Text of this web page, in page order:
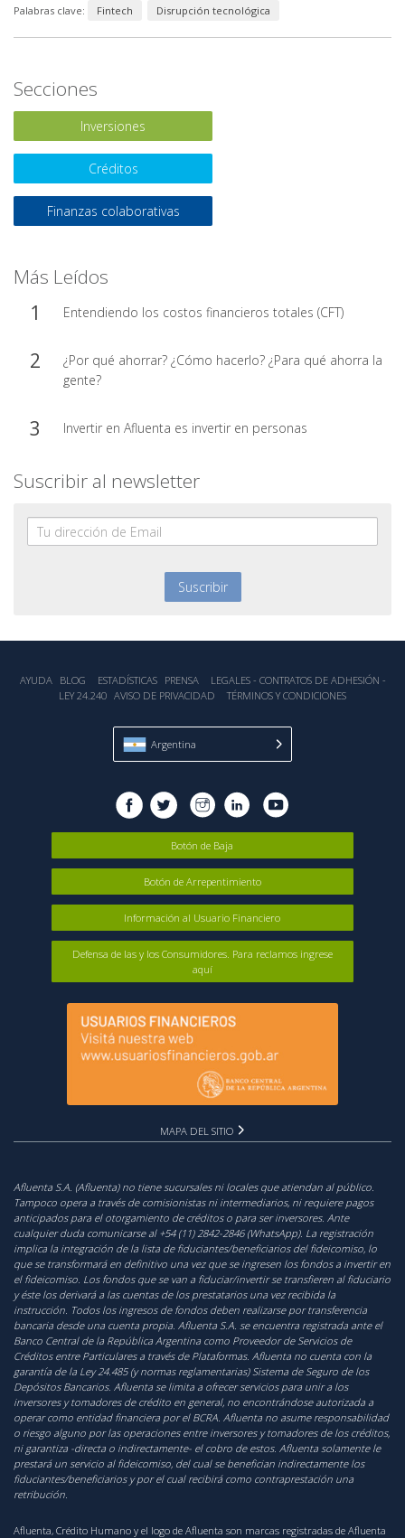
Palabras clave: Fintech Disrupción tecnológica
Secciones
Inversiones
Créditos
Finanzas colaborativas
Más Leídos
Entendiendo los costos financieros totales (CFT)
¿Por qué ahorrar? ¿Cómo hacerlo? ¿Para qué ahorra la
gente?
Invertir en Afluenta es invertir en personas
Suscribir al newsletter
AYUDA BLOG ESTADÍSTICA‎S PRENSA
LEGALES - CONTRATOS DE ADHESIÓN -
LEY 24.240 AVISO DE PRIVACIDAD TÉRMINOS Y CONDICIONES
Argentina
Botón de Baja
Botón de Arrepentimiento
Información al Usuario Financiero
Defensa de las y los Consumidores. Para reclamos ingrese
aquí
MAPA DEL SITIO
Afluenta S.A. (Afluenta) no tiene sucursales ni locales que atiendan al público.
Tampoco opera a través de comisionistas ni intermediarios, ni requiere pagos
anticipados para el otorgamiento de créditos o para ser inversores. Ante
cualquier duda comunicarse al +54 (11) 2842-2846 (WhatsApp). La registración
implica la integración de la lista de fiduciantes/beneficiarios del fideicomiso, lo
que se transformará en definitivo una vez que se ingresen los fondos a invertir en
el fideicomiso. Los fondos que se van a fiduciar/invertir se transfieren al fiduciario
y éste los derivará a las cuentas de los prestatarios una vez recibida la
instrucción. Todos los ingresos de fondos deben realizarse por transferencia
bancaria desde una cuenta propia. Afluenta S.A. se encuentra registrada ante el
Banco Central de la República Argentina como Proveedor de Servicios de
Créditos entre Particulares a través de Plataformas. Afluenta no cuenta con la
garantía de la Ley 24.485 (y normas reglamentarias) Sistema de Seguro de los
Depósitos Bancarios. Afluenta se limita a ofrecer servicios para unir a los
inversores y tomadores de crédito en general, no encontrándose autorizada a
operar como entidad financiera por el BCRA. Afluenta no asume responsabilidad
o riesgo alguno por las operaciones entre inversores y tomadores de los créditos,
ni garantiza -directa o indirectamente- el cobro de estos. Afluenta solamente le
prestará un servicio al fideicomiso, del cual se benefician indirectamente los
fiduciantes/beneficiarios y por el cual recibirá como contraprestación una
retribución.
Afluenta, Crédito Humano y el logo de Afluenta son marcas registradas de Afluenta